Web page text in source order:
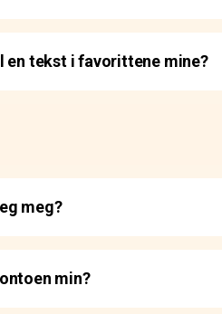
en tekst i favorittene mine?
meg?
min?